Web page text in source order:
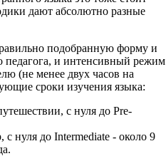
дают абсолютно разные
подобранную форму и
педагога, и интенсивный режим
(не менее двух часов на
сроки изучения языка:
с нуля до Pre-
с нуля до Intermediate - около 9